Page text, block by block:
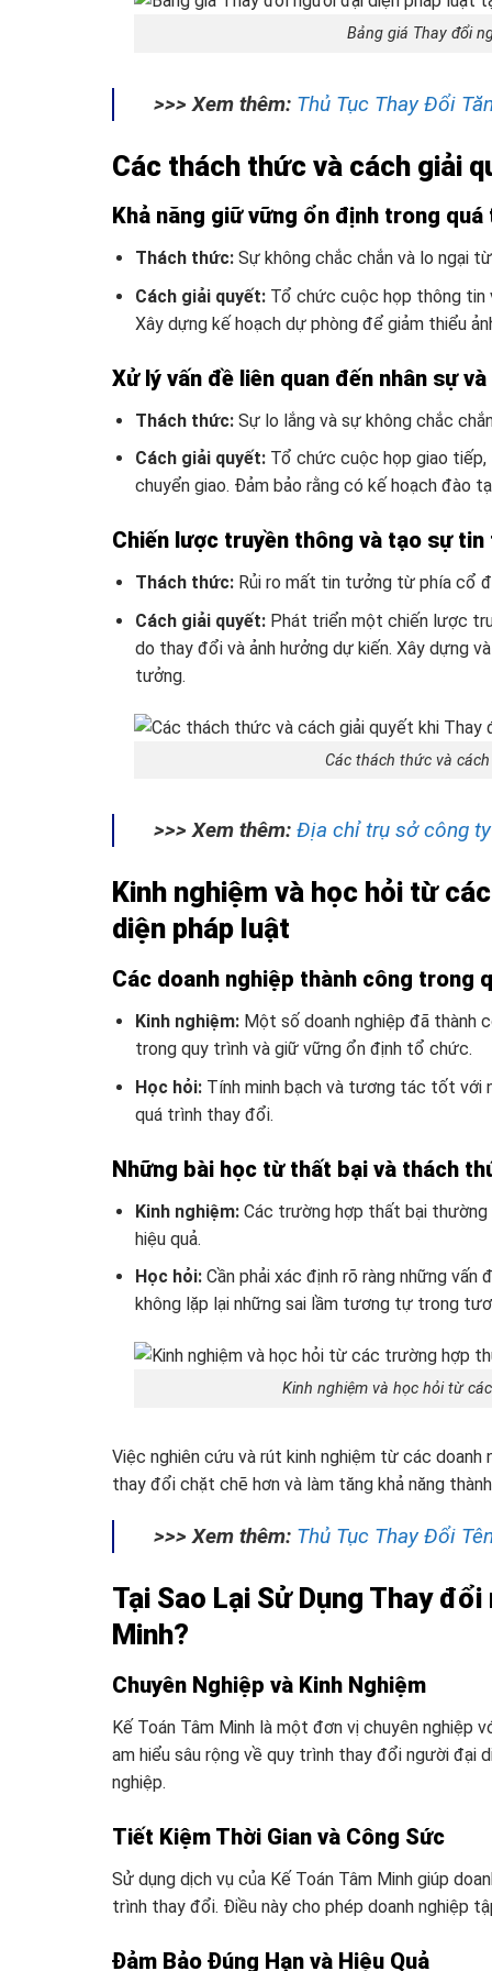
Bảng giá Thay đổi
>>> Xem thêm: Thủ Tục Thay Đổi
Các thách thức và cách giải
Khả năng giữ vững ổn định trong
Thách thức:Sự không chắc chắn và lo ngại
Cách giải quyết: Tổ chức cuộc họp thông tin
Xây dựng kế hoạch dự phòng để giảm thiểu
Xử lý vấn đề liên quan đến nhân sự
Thách thức: Sự lo lắng và sự không chắc
Cách giải quyết:Tổ chức cuộc họp giao tiếp,
chuyển giao. Đảm bảo rằng có kế hoạch đào
Chiến lược truyền thông và tạo sự
Thách thức:Rủi ro mất tin tưởng từ phía cổ
Cách giải quyết: Phát triển một chiến lược
do thay đổi và ảnh hưởng dự kiến. Xây dựng
tưởng.
Các thách thức và
>>> Xem thêm: Địa chỉ trụ sở công ty
Kinh nghiệm và học hỏi từ
diện pháp luật
Các doanh nghiệp thành công trong
Kinh nghiệm: Một số doanh nghiệp đã thành
trong quy trình và giữ vững ổn định tổ chức.
Học hỏi:Tính minh bạch và tương tác tốt với
quá trình thay đổi.
Những bài học từ thất bại và thách
Kinh nghiệm:Các trường hợp thất bại thường
hiệu quả.
Học hỏi: Cần phải xác định rõ ràng những
không lặp lại những sai lầm tương tự trong
Kinh nghiệm và học hỏi từ
Việc nghiên cứu và rút kinh nghiệm từ các
thay đổi chặt chẽ hơn và làm tăng khả năng
>>> Xem thêm: Thủ Tục Thay Đổi
Tại Sao Lại Sử Dụng Thay
Minh?
Chuyên Nghiệp và Kinh Nghiệm
Kế Toán Tâm Minh là một đơn vị chuyên nghiệp
am hiểu sâu rộng về quy trình thay đổi người đại
nghiệp.
Tiết Kiệm Thời Gian và Công Sức
Sử dụng dịch vụ của Kế Toán Tâm Minh giúp
trình thay đổi. Điều này cho phép doanh nghiệp
Đảm Bảo Đúng Hạn và Hiệu Quả